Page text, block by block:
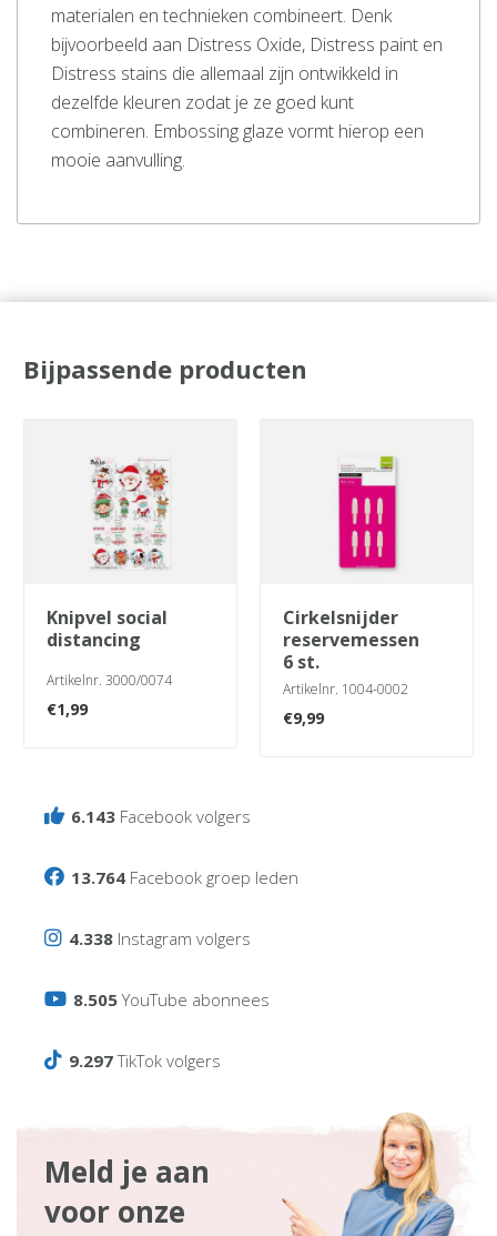
materialen en technieken combineert. Denk
bijvoorbeeld aan Distress Oxide, Distress paint en
Distress stains die allemaal zijn ontwikkeld in
dezelfde kleuren zodat je ze goed kunt
combineren. Embossing glaze vormt hierop een
mooie aanvulling.
Bijpassende producten
knipvel social
distancing
Artikelnr. 3000/0074
€1,99
cirkelsnijder
reservemessen
6 st.
Artikelnr. 1004-0002
€9,99
6.143 Facebook volgers
13.764 Facebook groep leden
4.338 Instagram volgers
8.505YouTube abonnees
9.297TikTok volgers
Meld je aan
voor onze